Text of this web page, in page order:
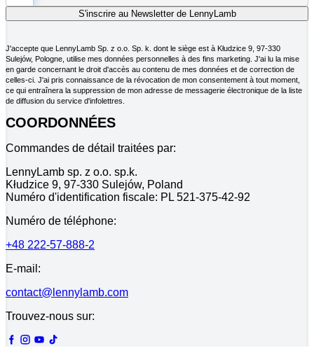
J'accepte que LennyLamb Sp. z o.o. Sp. k. dont le siège est à Kłudzice 9, 97-330
Sulejów, Pologne, utilise mes données personnelles à des fins marketing. J'ai lu la mise
en garde concernant le droit d'accès au contenu de mes données et de correction de
celles-ci. J'ai pris connaissance de la révocation de mon consentement à tout moment,
ce qui entraînera la suppression de mon adresse de messagerie électronique de la liste
de diffusion du service d'infolettres.
COORDONNÉES
Commandes de détail traitées par:
LennyLamb sp. z o.o. sp.k.
Kłudzice 9, 97-330 Sulejów, Poland
Numéro d'identification fiscale: PL 521-375-42-92
Numéro de téléphone:
+48 222-57-888-2
E-mail:
contact@lennylamb.com
Trouvez-nous sur: